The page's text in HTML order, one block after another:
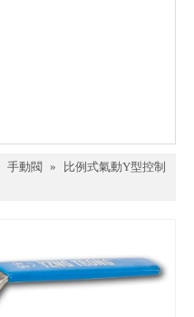
手動閥 »
比例式氣動Y型控制